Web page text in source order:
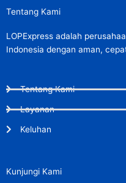
Tentang Kami
LOPExpress adalah
Indonesia dengan aman,
Tentang Kami
Layanan
Keluhan
Kunjungi Kami